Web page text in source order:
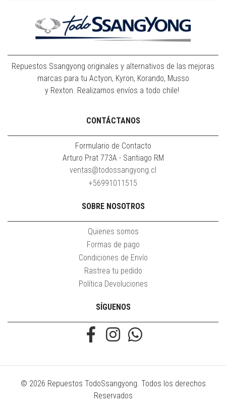
Repuestos Ssangyong originales y alternativos de las mejoras
marcas para tu Actyon, Kyron, Korando, Musso
y Rexton. Realizamos envíos a todo chile!
CONTÁCTANOS
Formulario de Contacto
Arturo Prat 773A - Santiago RM
ventas@todossangyong.cl
+56991011515
SOBRE NOSOTROS
Quienes somos
Formas de pago
Condiciones de Envío
Rastrea tu pedido
Política Devoluciones
SÍGUENOS
© 2026 Repuestos TodoSsangyong. Todos los derechos
Reservados